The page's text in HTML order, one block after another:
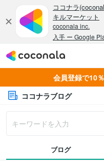
会員登録で10
ココナラブログ
ブログ